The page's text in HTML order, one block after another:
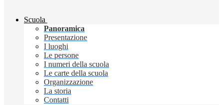
Scuola
Panoramica
Presentazione
I luoghi
Le persone
I numeri della scuola
Le carte della scuola
Organizzazione
La storia
Contatti